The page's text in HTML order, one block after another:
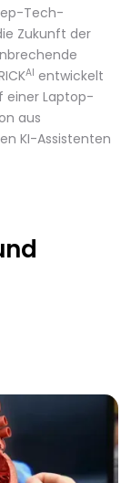
Tech-
Zukunft der
AI entwickelt
einer Laptop-
aus
KI-Assistenten